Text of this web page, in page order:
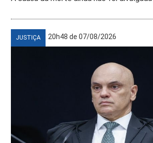
JUSTIÇA 20h48 de 07/08/2026